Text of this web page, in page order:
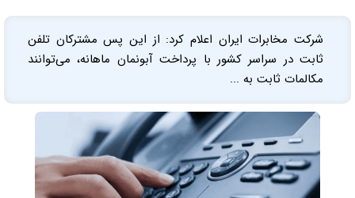
شرکت مخابرات ایران اعلام کرد: از این پس مشترکان تلفن
ثابت در سراسر کشور با پرداخت آبونمان ماهانه، می‌توانند
مکالمات ثابت به ...